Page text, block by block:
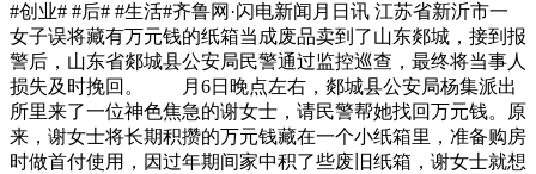
#创业# #后# #生活#齐鲁网·闪电新闻月日讯 江苏省新沂市一
女子误将藏有万元钱的纸箱当成废品卖到了山东郯城，接到报
警后，山东省郯城县公安局民警通过监控巡查，最终将当事人
损失及时挽回。 月6日晚点左右，郯城县公安局杨集派出
所里来了一位神色焦急的谢女士，请民警帮她找回万元钱。原
来，谢女士将长期积攒的万元钱藏在一个小纸箱里，准备购房
时做首付使用，因过年期间家中积了些废旧纸箱，谢女士就想